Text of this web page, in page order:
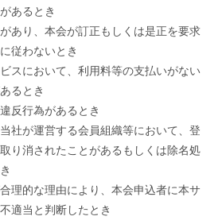
あるとき
あり、本会が訂正もしくは是正を要求
従わないとき
スにおいて、利用料等の支払いがない
るとき
反行為があるとき
社が運営する会員組織等において、登
り消されたことがあるもしくは除名処
理的な理由により、本会申込者に本サ
適当と判断したとき